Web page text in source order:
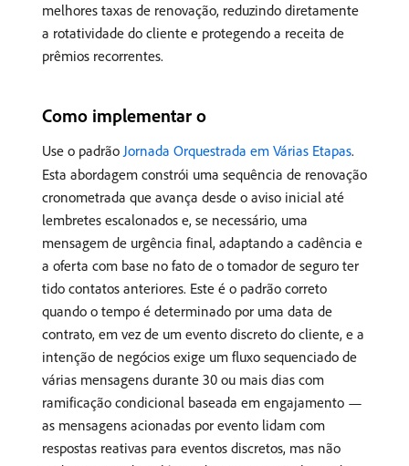
melhores taxas de renovação, reduzindo diretamente
a rotatividade do cliente e protegendo a receita de
prêmios recorrentes.
Como implementar o
Use o padrão Jornada Orquestrada em Várias Etapas.
Esta abordagem constrói uma sequência de renovação
cronometrada que avança desde o aviso inicial até
lembretes escalonados e, se necessário, uma
mensagem de urgência final, adaptando a cadência e
a oferta com base no fato de o tomador de seguro ter
tido contatos anteriores. Este é o padrão correto
quando o tempo é determinado por uma data de
contrato, em vez de um evento discreto do cliente, e a
intenção de negócios exige um fluxo sequenciado de
várias mensagens durante 30 ou mais dias com
ramificação condicional baseada em engajamento —
as mensagens acionadas por evento lidam com
respostas reativas para eventos discretos, mas não